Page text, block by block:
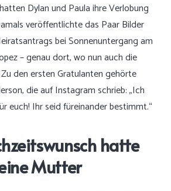
Dylan und Paula ihre Verlobung
veröffentlichte das Paar Bilder
bei Sonnenuntergang am
– genau dort, wo nun auch die
den ersten Gratulanten gehörte
die auf Instagram schrieb: „Ich
euch! Ihr seid füreinander bestimmt.“
hatte
Mutter